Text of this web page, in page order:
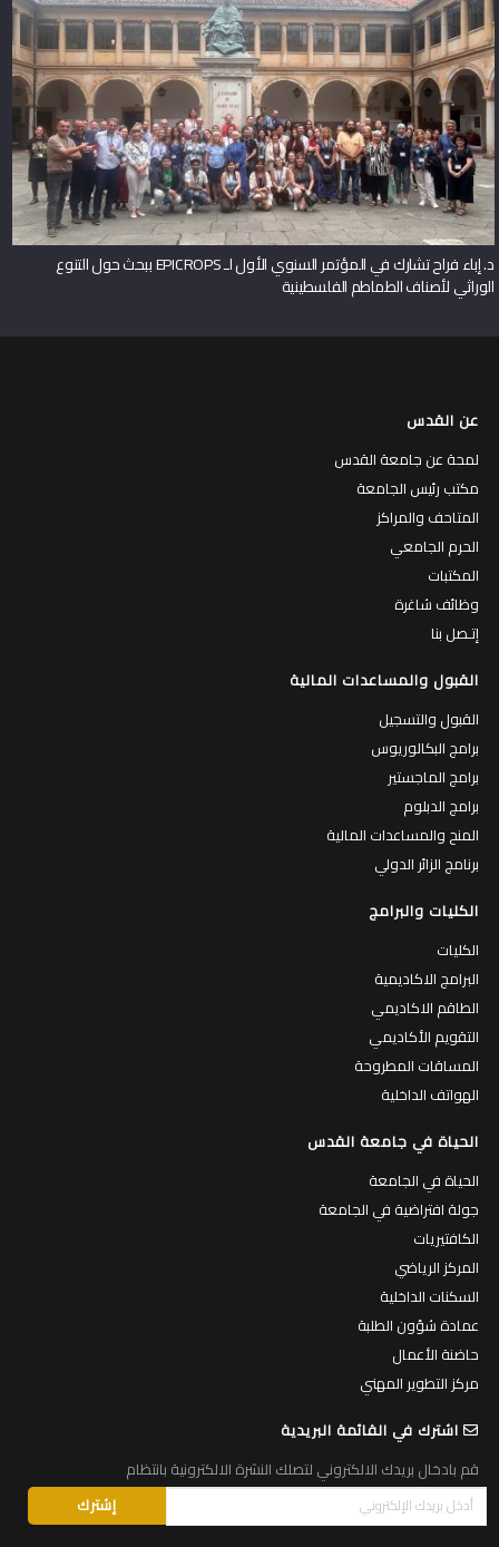
د. إباء فراح تشارك في المؤتمر السنوي الأول لـ EPICROPS ببحث حول التنوع
الوراثي لأصناف الطماطم الفلسطينية
عن القدس
لمحة عن جامعة القدس
مكتب رئيس الجامعة
المتاحف والمراكز
الحرم الجامعي
المكتبات
وظائف شاغرة
إتـصل بنا
القبول والمساعدات المالية
القبول والتسجيل
برامج البكالوريوس
برامج الماجستير
برامج الدبلوم
المنح والمساعدات المالية
برنامج الزائر الدولي
الكليات والبرامج
الكليات
البرامج الاكاديمية
الطاقم الاكاديمي
التقويم الأكاديمي
المساقات المطروحة
الهواتف الداخلية
الحياة في جامعة القدس
الحياة في الجامعة
جولة افتراضية في الجامعة
الكافتيريات
المركز الرياضي
السكنات الداخلية
عمادة شؤون الطلبة
حاضنة الأعمال
مركز التطوير المهني
اشترك في القائمة البريدية
قم بادخال بريدك الالكتروني لتصلك النشرة الالكترونية بانتظام